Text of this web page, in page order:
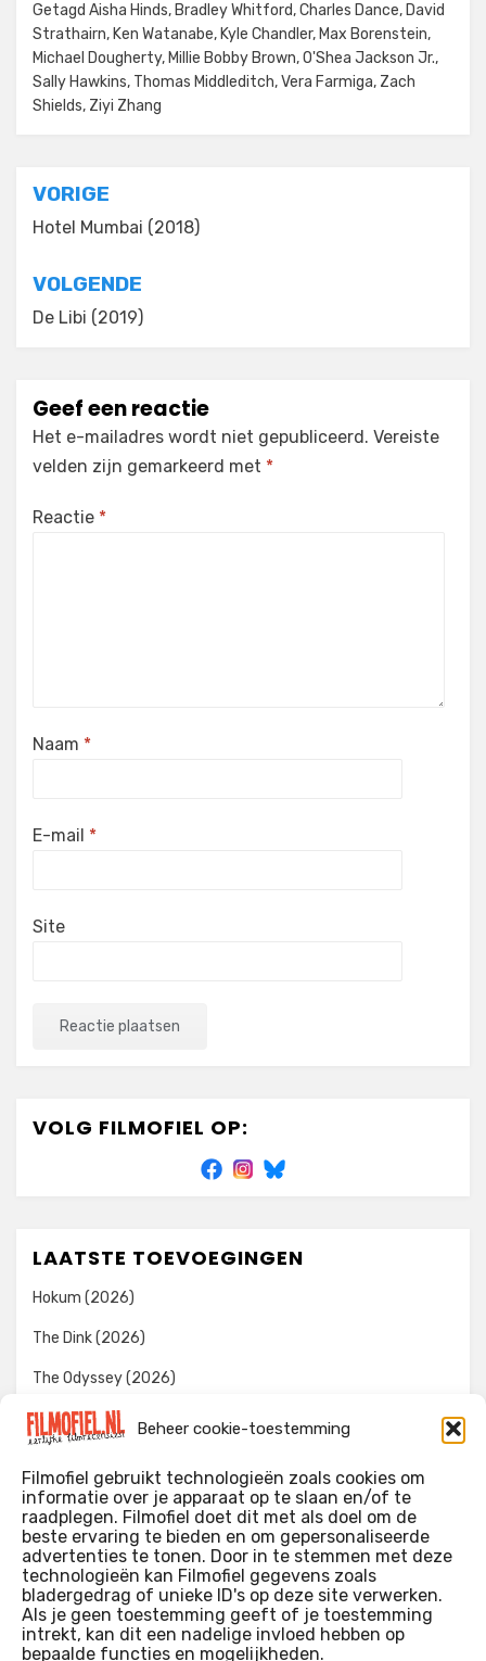
Beheer cookie-toestemming
Filmofiel gebruikt technologieën zoals cookies om
informatie over je apparaat op te slaan en/of te
raadplegen. Filmofiel doet dit met als doel om de
beste ervaring te bieden en om gepersonaliseerde
advertenties te tonen. Door in te stemmen met deze
technologieën kan Filmofiel gegevens zoals
bladergedrag of unieke ID's op deze site verwerken.
Als je geen toestemming geeft of je toestemming
intrekt, kan dit een nadelige invloed hebben op
bepaalde functies en mogelijkheden.
Getagd Aisha Hinds, Bradley Whitford,Charles Dance, David
Strathairn, Ken Watanabe, Kyle Chandler, Max Borenstein,
Michael Dougherty, Millie Bobby Brown,O'Shea Jackson Jr.,
Sally Hawkins, Thomas Middleditch,Vera Farmiga, Zach
Shields, Ziyi Zhang
Bericht
navigatie
VORIGE
Hotel Mumbai (2018)
VOLGENDE
De Libi (2019)
Geef een reactie
Het e-mailadres wordt niet gepubliceerd. Vereiste
velden zijn gemarkeerd met *
Reactie *
Naam *
E-mail *
Site
VOLG FILMOFIEL OP:
LAATSTE TOEVOEGINGEN
Hokum (2026)
The Dink (2026)
The Odyssey (2026)
Evil Dead Burn (2026)
WIE IK BEN…?
Ik ben ooit begonnen met m’n recensies omdat ik zoveel
films keek dat ik af en toe niet meer wist welke ik nu wel of
niet gezien had. Ik ben een filmliefhebber, heb als hobby nog